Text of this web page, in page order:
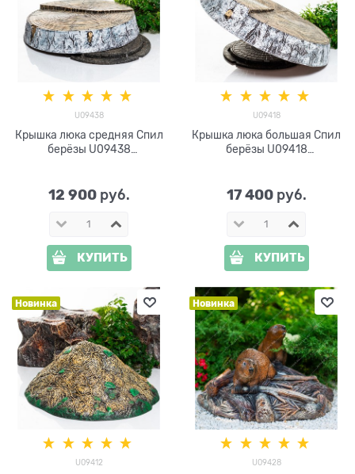
U09438
Крышка люка средняя Спил
берёзы U09438
12 900 руб.
КУПИТЬ
U09418
Крышка люка большая Спил
берёзы U09418
17 400 руб.
КУПИТЬ
Новинка
U09412
Новинка
U09428